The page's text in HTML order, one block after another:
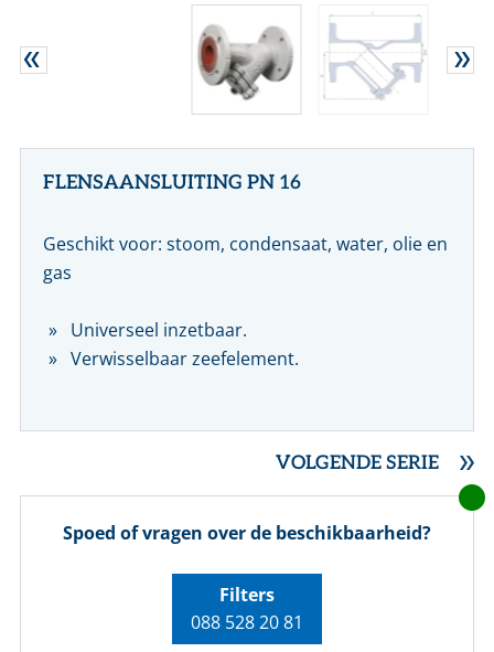
FLENSAANSLUITING PN 16
Geschikt voor: stoom, condensaat, water, olie en
gas
Universeel inzetbaar.
Verwisselbaar zeefelement.
VOLGENDE SERIE
Spoed of vragen over de beschikbaarheid?
Filters
088 528 20 81